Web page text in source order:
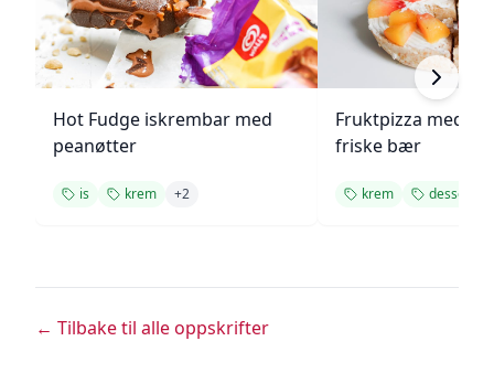
Hot Fudge iskrembar med
peanøtter
is krem +2
Fruktpizza med
friske bær
krem dessert
← Tilbake til alle oppskrifter